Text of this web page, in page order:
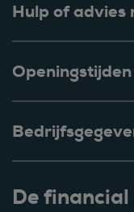
Hulp of advies
Openingstijden
De